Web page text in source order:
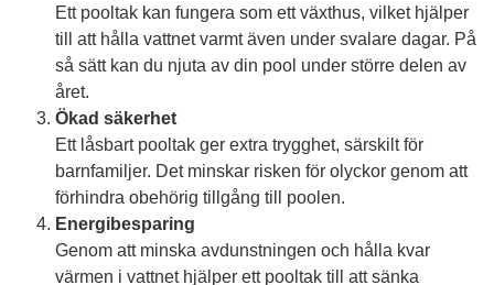
Ett pooltak kan fungera som ett växthus, vilket hjälper
till att hålla vattnet varmt även under svalare dagar. På
så sätt kan du njuta av din pool under större delen av
året.
Ökad säkerhet
Ett låsbart pooltak ger extra trygghet, särskilt för
barnfamiljer. Det minskar risken för olyckor genom att
förhindra obehörig tillgång till poolen.
Energibesparing
Genom att minska avdunstningen och hålla kvar
värmen i vattnet hjälper ett pooltak till att sänka